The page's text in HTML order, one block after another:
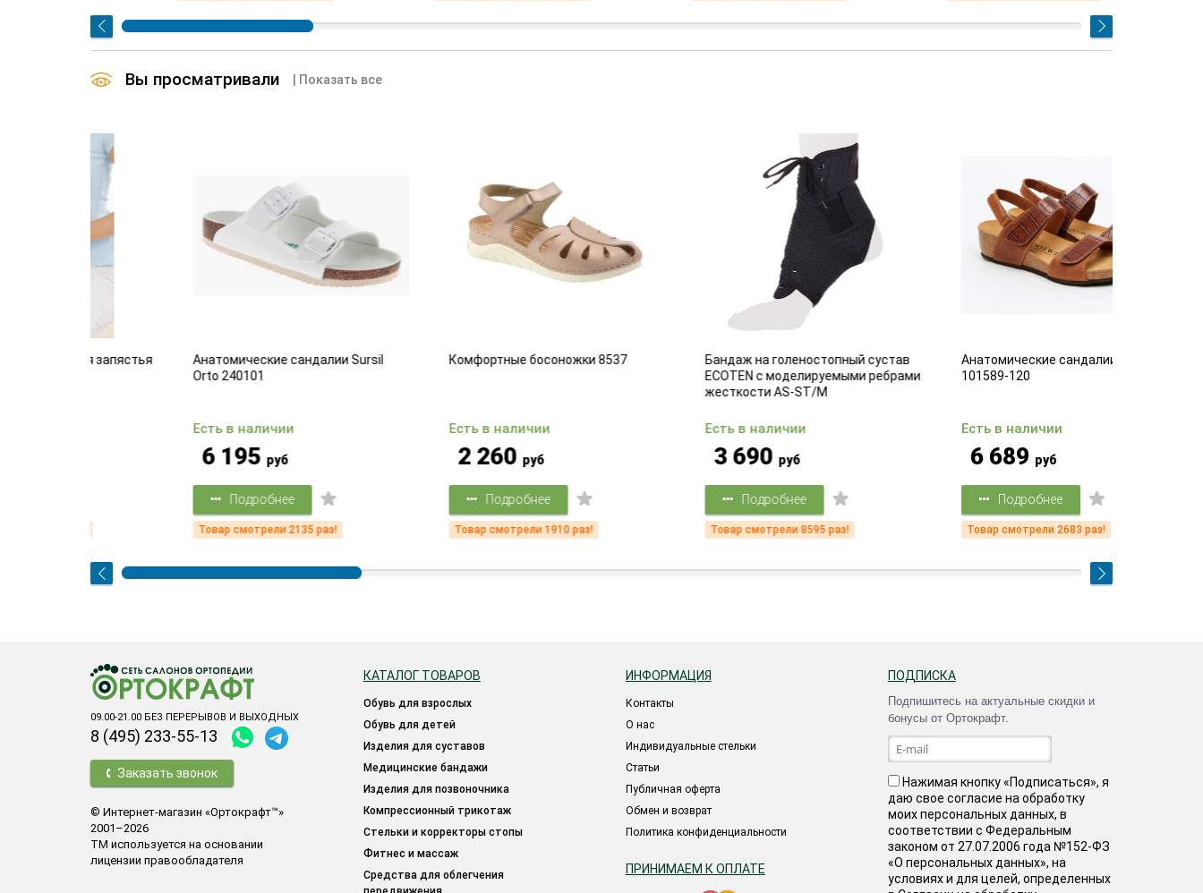
Вы просматривали | Показать все
Анатомические сандалии Sursil
Есть в наличии
руб
Подробнее
Товар смотрели 2135 раз!
Комфортные босоножки 8537
Есть в наличии
руб
Подробнее
Товар смотрели 1910 раз!
Бандаж на голеностопный сустав
ECOTEN с моделируемыми ребрами
жесткости AS-ST/M
Есть в наличии
руб
Подробнее
Товар смотрели 8595 раз!
Анатомические сандалии Footwell
101589-120
Есть в наличии
руб
Товар смотрели 2683 раз!
09.00-21.00 БЕЗ ПЕРЕРЫВОВ И ВЫХОДНЫХ
8 (495) 233-55-13
Заказать звонок
© Интернет-магазин «Ортокрафт™»
2001–2026
ТМ используется на основании
лицензии правообладателя
КАТАЛОГ ТОВАРОВ
обувь для взрослых
обувь для детей
изделия для суставов
медицинские бандажи
изделия для позвоночника
компрессионный трикотаж
стельки и корректоры стопы
фитнес и массаж
средства для облегчения
ИНФОРМАЦИЯ
Контакты
О нас
Индивидуальные стельки
Статьи
Публичная оферта
Обмен и возврат
Политика конфиденциальности
ПРИНИМАЕМ К ОПЛАТЕ
ПОДПИСКА
Подпишитесь на актуальные скидки и
бонусы от Ортокрафт.
Нажимая кнопку «Подписаться», я
даю свое согласие на обработку
моих персональных данных, в
соответствии с Федеральным
законом от 27.07.2006 года №152-ФЗ
«О персональных данных», на
условиях и для целей, определенных